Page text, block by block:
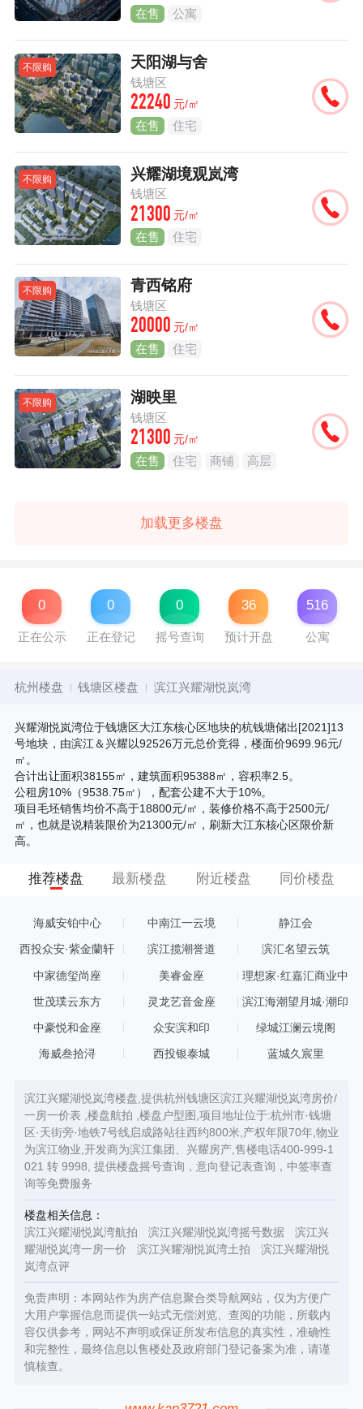
在售 公寓
不限购 天阳湖与舍
钱塘区
22240 元/㎡
在售 住宅
不限购 兴耀湖境观岚湾
钱塘区
21300 元/㎡
在售 住宅
不限购 青西铭府
钱塘区
20000 元/㎡
在售 住宅
不限购 湖映里
钱塘区
21300 元/㎡
在售 住宅 商铺 高层
加载更多楼盘
0
正在公示
0
正在登记
0
摇号查询
36
预计开盘
516
公寓
杭州楼盘 钱塘区楼盘 滨江兴耀湖悦岚湾
兴耀湖悦岚湾位于钱塘区大江东核心区地块的杭钱塘储出[2021]13
号地块，由滨江＆兴耀以92526万元总价竞得，楼面价9699.96元/
㎡。
合计出让面积38155㎡，建筑面积95388㎡，容积率2.5。
公租房10%（9538.75㎡），配套公建不大于10%。
项目毛坯销售均价不高于18800元/㎡，装修价格不高于2500元/
㎡，也就是说精装限价为21300元/㎡，刷新大江东核心区限价新
高。
推荐楼盘 最新楼盘 附近楼盘 同价楼盘
海威安铂中心 中南江一云境 静江会
西投众安·紫金蘭轩 滨江揽潮誉道 滨汇名望云筑
中家德玺尚座 美睿金座
理想家·红嘉汇商业中
世茂璞云东方 灵龙艺音金座 滨江海潮望月城·潮印
中豪悦和金座 众安滨和印 绿城江澜云境阁
海威叁拾浔 西投银泰城 蓝城久宸里
滨江兴耀湖悦岚湾楼盘,提供杭州钱塘区滨江兴耀湖悦岚湾房价/
一房一价表 ,楼盘航拍 ,楼盘户型图,项目地址位于:杭州市·钱塘
区·天街旁·地铁7号线启成路站往西约800米,产权年限70年,物业
为滨江物业,开发商为滨江集团、兴耀房产,售楼电话400-999-1
021 转 9998, 提供楼盘摇号查询，意向登记表查询，中签率查
询等免费服务
楼盘相关信息：
滨江兴耀湖悦岚湾航拍
滨江兴耀湖悦岚湾摇号数据
滨江兴
耀湖悦岚湾一房一价
滨江兴耀湖悦岚湾土拍
滨江兴耀湖悦
岚湾点评
免责声明：本网站作为房产信息聚合类导航网站，仅为方便广
大用户掌握信息而提供一站式无偿浏览、查阅的功能，所载内
容仅供参考，网站不声明或保证所发布信息的真实性，准确性
和完整性，最终信息以售楼处及政府部门登记备案为准，请谨
慎核查。